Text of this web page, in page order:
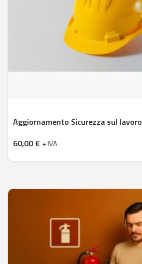
Aggiornamento Sicurezza sul lavoro
60,00 € + IVA